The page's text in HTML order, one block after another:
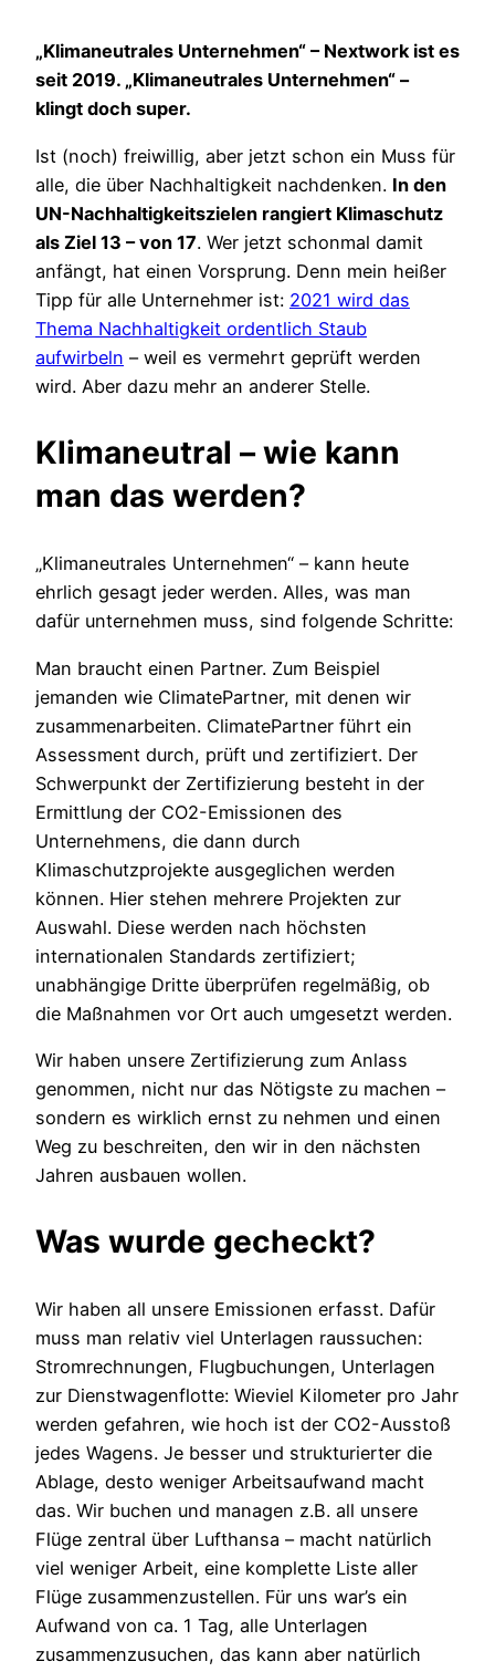
„Klimaneutrales Unternehmen“ – Nextwork ist es
seit 2019. „Klimaneutrales Unternehmen“ –
klingt doch super.
Ist (noch) freiwillig, aber jetzt schon ein Muss für
alle, die über Nachhaltigkeit nachdenken. In den
UN-Nachhaltigkeitszielen rangiert Klimaschutz
als Ziel 13 – von 17. Wer jetzt schonmal damit
anfängt, hat einen Vorsprung. Denn mein heißer
Tipp für alle Unternehmer ist: 2021 wird das
Thema Nachhaltigkeit ordentlich Staub
aufwirbeln – weil es vermehrt geprüft werden
wird. Aber dazu mehr an anderer Stelle.
Klimaneutral – wie kann
man das werden?
„Klimaneutrales Unternehmen“ – kann heute
ehrlich gesagt jeder werden. Alles, was man
dafür unternehmen muss, sind folgende Schritte:
Man braucht einen Partner. Zum Beispiel
jemanden wie ClimatePartner, mit denen wir
zusammenarbeiten. ClimatePartner führt ein
Assessment durch, prüft und zertifiziert. Der
Schwerpunkt der Zertifizierung besteht in der
Ermittlung der CO2-Emissionen des
Unternehmens, die dann durch
Klimaschutzprojekte ausgeglichen werden
können. Hier stehen mehrere Projekten zur
Auswahl. Diese werden nach höchsten
internationalen Standards zertifiziert;
unabhängige Dritte überprüfen regelmäßig, ob
die Maßnahmen vor Ort auch umgesetzt werden.
Wir haben unsere Zertifizierung zum Anlass
genommen, nicht nur das Nötigste zu machen –
sondern es wirklich ernst zu nehmen und einen
Weg zu beschreiten, den wir in den nächsten
Jahren ausbauen wollen.
Was wurde gecheckt?
Wir haben all unsere Emissionen erfasst. Dafür
muss man relativ viel Unterlagen raussuchen:
Stromrechnungen, Flugbuchungen, Unterlagen
zur Dienstwagenflotte: Wieviel Kilometer pro Jahr
werden gefahren, wie hoch ist der CO2-Ausstoß
jedes Wagens. Je besser und strukturierter die
Ablage, desto weniger Arbeitsaufwand macht
das. Wir buchen und managen z.B. all unsere
Flüge zentral über Lufthansa – macht natürlich
viel weniger Arbeit, eine komplette Liste aller
Flüge zusammenzustellen. Für uns war’s ein
Aufwand von ca. 1 Tag, alle Unterlagen
zusammenzusuchen, das kann aber natürlich